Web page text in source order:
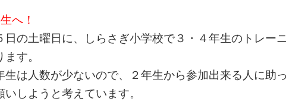
へ！
日の土曜日に、しらさぎ小学校で３・４年生のトレー
す。
生は人数が少ないので、２年生から参加出来る人に助
いしようと考えています。